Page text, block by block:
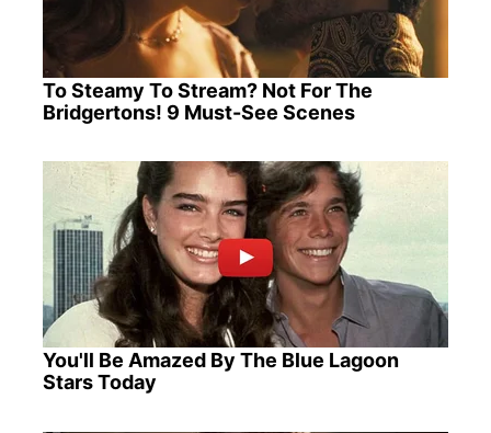
To Steamy To Stream? Not For The
Bridgertons! 9 Must-See Scenes
You'll Be Amazed By The Blue Lagoon
Stars Today